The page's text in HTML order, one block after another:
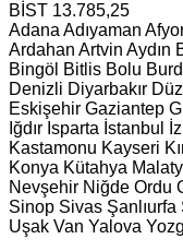
BİST 13.785,25
Adana Adıyaman
Ardahan Artvin Aydın
Bingöl Bitlis Bolu
Denizli Diyarbakır
Eskişehir Gaziantep
Iğdır Isparta İstanbul
Kastamonu Kayseri
Konya Kütahya
Nevşehir Niğde Ordu
Sinop Sivas Şanlıurfa
Uşak Van Yalova